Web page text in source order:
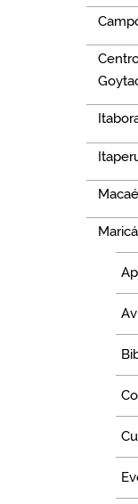
Macaé
Maricá